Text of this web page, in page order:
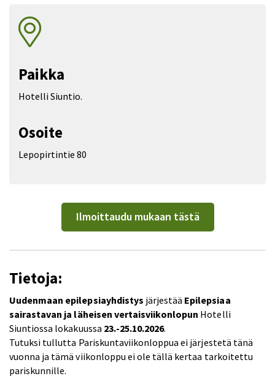
Paikka
Hotelli Siuntio.
Osoite
Lepopirtintie 80
Ilmoittaudu mukaan tästä
Tietoja:
Uudenmaan epilepsiayhdistys järjestää Epilepsiaa
sairastavan ja läheisen vertaisviikonlopun Hotelli
Siuntiossa lokakuussa 23.-25.10.2026.
Tutuksi tullutta Pariskuntaviikonloppua ei järjestetä tänä
vuonna ja tämä viikonloppu ei ole tällä kertaa tarkoitettu
pariskunnille.